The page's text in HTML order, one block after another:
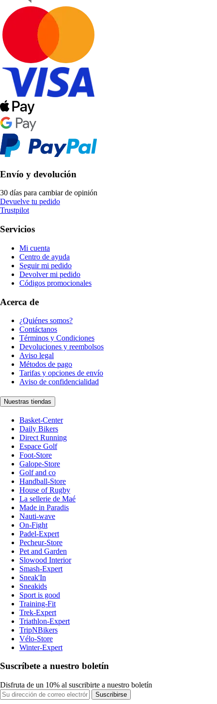
Envío y devolución
30 días para cambiar de opinión
Devuelve tu pedido
Trustpilot
Servicios
Mi cuenta
Centro de ayuda
Seguir mi pedido
Devolver mi pedido
Códigos promocionales
Acerca de
¿Quiénes somos?
Contáctanos
Términos y Condiciones
Devoluciones y reembolsos
Aviso legal
Métodos de pago
Tarifas y opciones de envío
Aviso de confidencialidad
Nuestras tiendas
Basket-Center
Daily Bikers
Direct Running
Espace Golf
Foot-Store
Galope-Store
Golf and co
Handball-Store
House of Rugby
La sellerie de Maé
Made in Paradis
Nauti-wave
On-Fight
Padel-Expert
Pecheur-Store
Pet and Garden
Slowood Interior
Smash-Expert
Sneak'In
Sneakids
Sport is good
Training-Fit
Trek-Expert
Triathlon-Expert
TripNBikers
Vélo-Store
Winter-Expert
Suscríbete a nuestro boletín
Disfruta de un 10% al suscribirte a nuestro boletín
Suscribirse